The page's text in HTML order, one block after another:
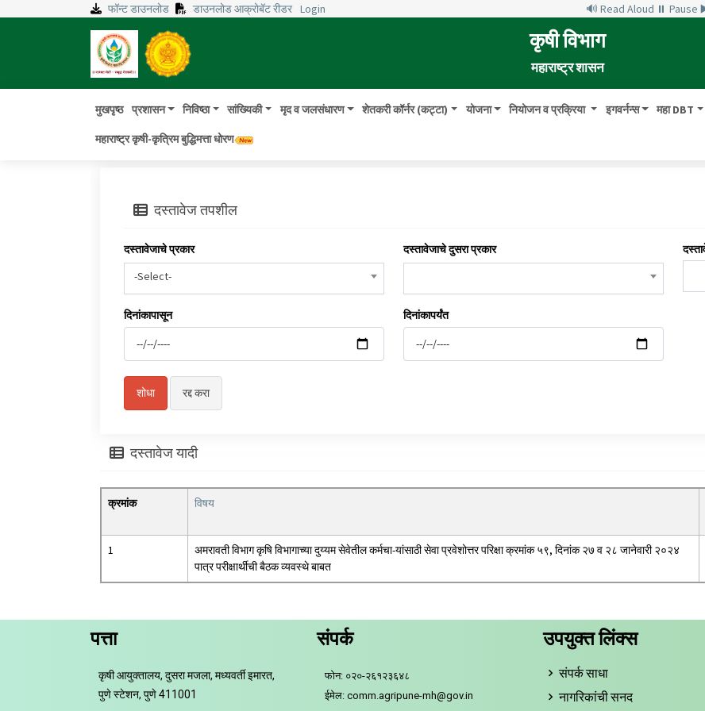
फॉन्ट डाउनलोड डाउनलोड आक्रोबॅट रीडर Login 🔊 Read Aloud ⏸ Pause
कृषी विभाग
महाराष्ट्र शासन
मुखपृष्ठ प्रशासन निविष्ठा सांख्यिकी मृद व जलसंधारण शेतकरी कॉर्नर (कट्टा) योजना नियोजन व प्रक्रिया इगवर्नन्स महा DBT
महाराष्ट्र कृषी-कृत्रिम बुद्धिमत्ता धोरण
दस्तावेज तपशील
दस्तावेजाचे प्रकार
-Select-
दस्तावेजाचे दुसरा प्रकार
दिनांकापासून दिनांकापर्यंत
दस्तावेज यादी
क्रमांक विषय
1
अमरावती विभाग कृषि विभागाच्या दुय्यम सेवेतील कर्मचा-यांसाठी सेवा प्रवेशोत्तर परिक्षा क्रमांक ५९, दिनांक २७ व २८ जानेवारी २०२४
पात्र परीक्षार्थीची बैठक व्यवस्थे बाबत
पत्ता
कृषी आयुक्तालय, दुसरा मजला, मध्यवर्ती इमारत,
पुणे स्टेशन, पुणे 411001
संपर्क
फोन: ०२०-२६१२३६४८
ईमेल: comm.agripune-mh@gov.in
उपयुक्त लिंक्स
संपर्क साधा
नागरिकांची सनद